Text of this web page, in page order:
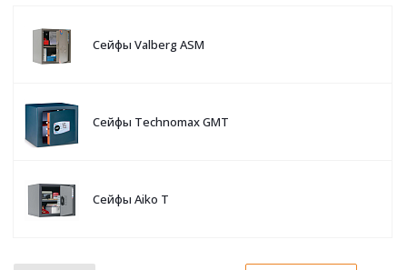
Сейфы Valberg ASM
Сейфы Technomax GMT
Сейфы Aiko T